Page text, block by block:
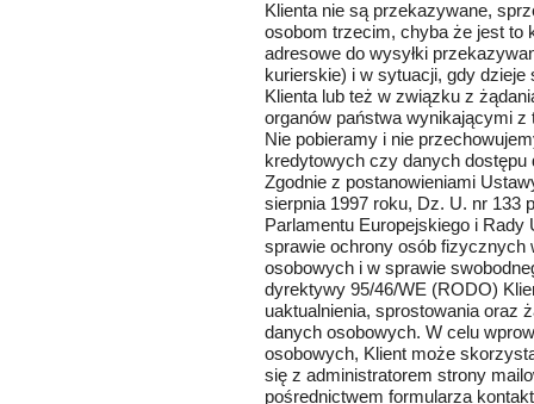
Klienta nie są przekazywane,
osobom trzecim, chyba że jest to
adresowe do wysyłki
kurierskie) i w sytuacji, gdy
Klienta lub też w związku z
organów państwa wynikającymi
Nie pobieramy i nie
kredytowych czy danych dostępu
Zgodnie z postanowieniami
sierpnia 1997 roku, Dz. U. nr 133
Parlamentu Europejskiego i Rady
sprawie ochrony osób
osobowych i w sprawie
dyrektywy 95/46/WE (RODO)
uaktualnienia, sprostowania oraz
danych osobowych. W celu
osobowych, Klient może
się z administratorem strony
pośrednictwem formularza